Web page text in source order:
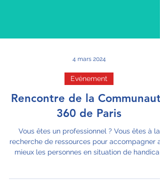
4 mars 2024
Evénement
Rencontre de la Communauté
360 de Paris
recherche de ressources pour accompagner